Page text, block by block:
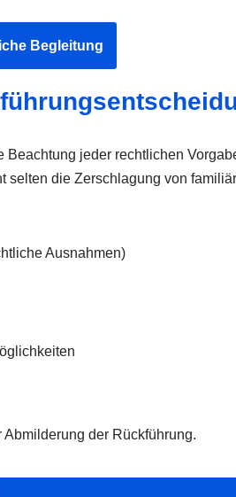
Begleitung
jeder rechtlichen
die Zerschlagung von
Ausnahmen)
der Rückführung.